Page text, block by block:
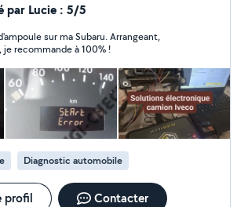
par Lucie : 5/5
sur ma Subaru. Arrangeant,
recommande à 100% !
Diagnostic automobile
profil Contacter